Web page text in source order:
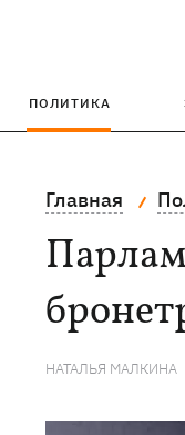
ПОЛИТИКА
Главная
НАТАЛЬЯ МАЛКИНА